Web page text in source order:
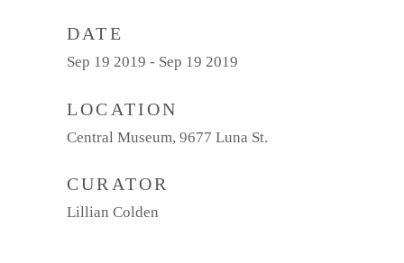
DATE
Sep 19 2019 - Sep 19 2019
LOCATION
Central Museum, 9677 Luna St.
CURATOR
Lillian Colden